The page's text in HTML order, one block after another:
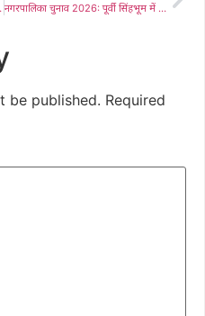
समापन नगरपालिका चुनाव 2026: पूर्वी सिंहभूम में 53.40% मतदान, 27 फरवरी को होगी मतगणना
be published. Required